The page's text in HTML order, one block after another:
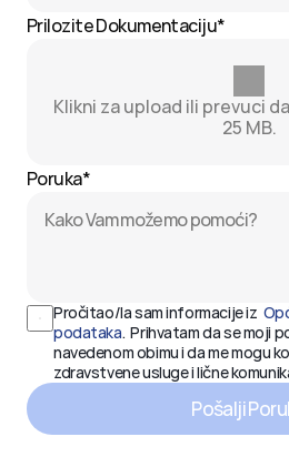
Prilozite Dokumentaciju*
Klikni za upload ili prevuci
25 MB.
Poruka*
Pročitao/la sam informacije iz
podataka.  Prihvatam da se moji
navedenom obimu i da me mogu
zdravstvene usluge i lične
Pošalji